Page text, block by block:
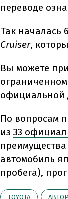
переводе
Так началась
Cruiser,
Вы можете
официальной
По вопросам
из 33
автомобиль
пробега),
TOYOTA